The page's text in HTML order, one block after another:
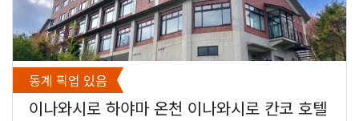
동계 픽업 있음
이나와시로 하야마 온천 이나와시로 칸코 호텔